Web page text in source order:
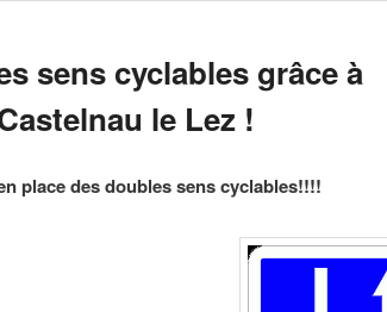
sens cyclables grâce à
le Lez !
place des doubles sens cyclables!!!!